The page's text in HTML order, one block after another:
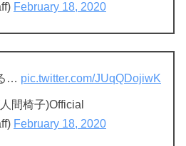
February 18, 2020
… pic.twitter.com/JUqQDojiwK
間椅子)Official
February 18, 2020